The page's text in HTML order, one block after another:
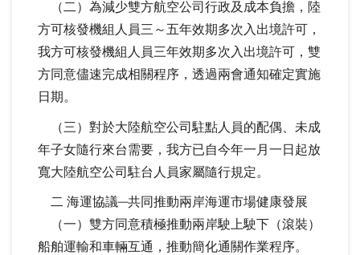
（二）為減少雙方航空公司行政及成本負擔，陸
方可核發機組人員三～五年效期多次入出境許可，
我方可核發機組人員三年效期多次入出境許可，雙
方同意儘速完成相關程序，透過兩會通知確定實施
日期。
（三）對於大陸航空公司駐點人員的配偶、未成
年子女隨行來台需要，我方已自今年一月一日起放
寬大陸航空公司駐台人員家屬隨行規定。
二 海運協議─共同推動兩岸海運市場健康發展
（一）雙方同意積極推動兩岸駛上駛下（滾裝）
船舶運輸和車輛互通，推動簡化通關作業程序。